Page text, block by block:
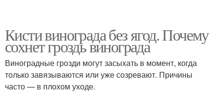
Кисти винограда без ягод. Почему
сохнет гроздь винограда
Виноградные грозди могут засыхать в момент, когда
только завязываются или уже созревают. Причины
часто — в плохом уходе.